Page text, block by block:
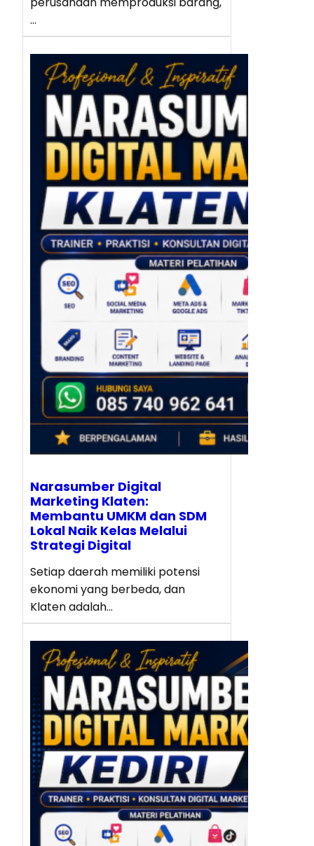
…
Narasumber Digital
Marketing Klaten:
Membantu UMKM dan SDM
Lokal Naik Kelas Melalui
Strategi Digital
Setiap daerah memiliki potensi
ekonomi yang berbeda, dan
Klaten adalah…